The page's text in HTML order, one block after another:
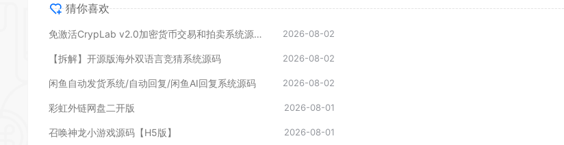
猜你喜欢
免激活CrypLab v2.0加密货币交易和拍卖系统源码，前台新增中文后台全部汉化 2026-08-02
【拆解】开源版海外双语言竞猜系统源码 2026-08-02
闲鱼自动发货系统/自动回复/闲鱼AI回复系统源码 2026-08-02
彩虹外链网盘二开版 2026-08-01
召唤神龙小游戏源码【H5版】 2026-08-01